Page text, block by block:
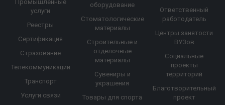
Промышленные
услуги
Реестры
Сертификация
Страхование
Телекоммуникации
Транспорт
Услуги связи
оборудование
Стоматологические
материалы
Строительные и
отделочные
материалы
Сувениры и
украшения
Товары для спорта
Ответственный
работодатель
Центры занятости
ВУЗов
Социальные
проекты
территорий
Благотворительный
проект